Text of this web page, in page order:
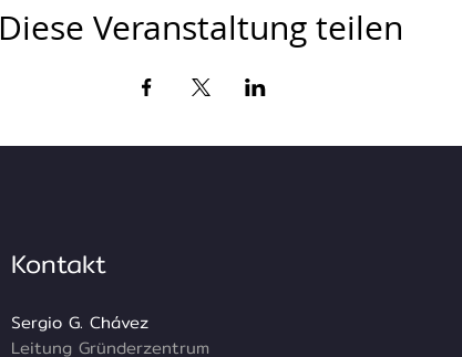
Diese Veranstaltung teilen
Kontakt
Sergio G. Chávez
Leitung Gründerzentrum